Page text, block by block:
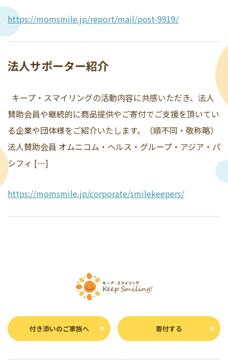
https://momsmile.jp/report/mail/post-9919/
法人サポーター紹介
キープ・スマイリングの活動内容に共感いただき、法人
賛助会員や継続的に商品提供やご寄付でご支援を頂いてい
る企業や団体様をご紹介いたします。（順不同・敬称略）
法人賛助会員 オムニコム・ヘルス・グループ・アジア・パ
シフィ […]
https://momsmile.jp/corporate/smilekeepers/
付き添いのご家族へ 寄付する